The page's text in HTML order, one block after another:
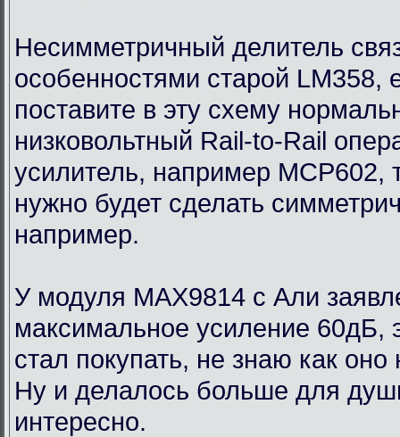
Несимметричный делитель
особенностями старой LM358,
поставите в эту схему
низковольтный Rail-to-Rail
усилитель, например MCP602,
нужно будет сделать
например.
У модуля MAX9814 с Али
максимальное усиление 60дБ,
стал покупать, не знаю как
Ну и делалось больше для
интересно.